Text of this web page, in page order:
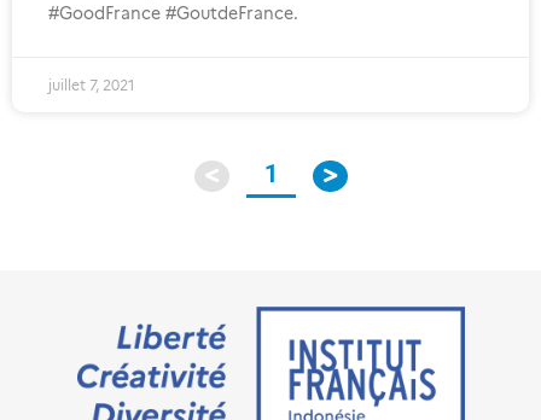
#GoodFrance #GoutdeFrance.
juillet 7, 2021
1